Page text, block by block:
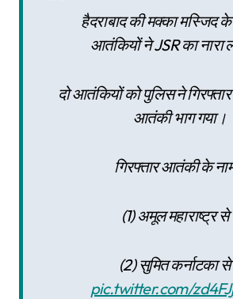
हैदराबाद की मक्का मस्जिद
आतंकियों ने JSR का नारा
दो आतंकियों को पुलिस ने
आतंकी भाग गया।
गिरफ्तार आतंकी के
(1) अमूल महाराष्ट्र
(2) सुमित कर्नाटका
pic.twitter.com/